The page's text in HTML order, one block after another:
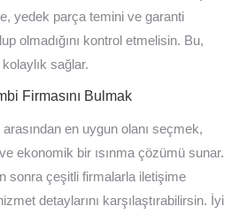
yedek parça temini ve garanti
olmadığını kontrol etmelisin. Bu,
sağlar.
Firmasını Bulmak
en uygun olanı seçmek,
ekonomik bir ısınma çözümü sunar.
sonra çeşitli firmalarla iletişime
detaylarını karşılaştırabilirsin. İyi